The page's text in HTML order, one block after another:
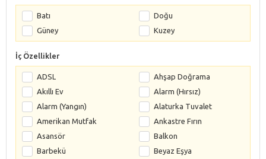
Batı
Doğu
Güney
Kuzey
İç Özellikler
ADSL
Ahşap Doğrama
Akıllı Ev
Alarm (Hırsız)
Alarm (Yangın)
Alaturka Tuvalet
Amerikan Mutfak
Ankastre Fırın
Asansör
Balkon
Barbekü
Beyaz Eşya